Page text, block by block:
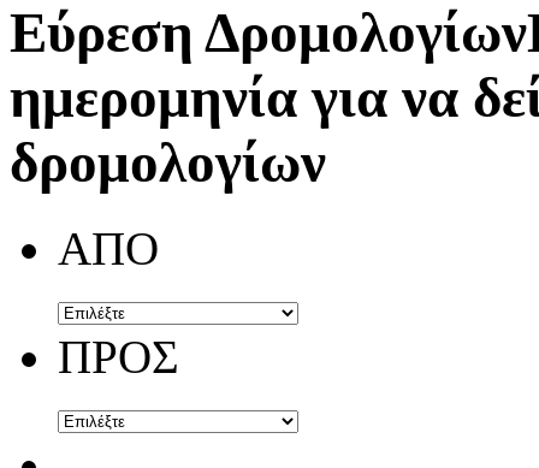
Εύρεση Δρομολογίων
ημερομηνία για να
δρομολογίων
ΑΠΟ
ΠΡΟΣ